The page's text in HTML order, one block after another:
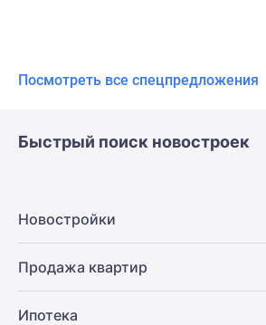
Посмотреть все спецпредложения
Быстрый поиск новостроек
Новостройки
Продажа квартир
Ипотека